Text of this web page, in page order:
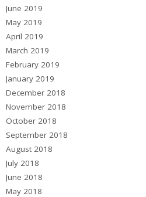
June 2019
May 2019
April 2019
March 2019
February 2019
January 2019
December 2018
November 2018
October 2018
September 2018
August 2018
July 2018
June 2018
May 2018